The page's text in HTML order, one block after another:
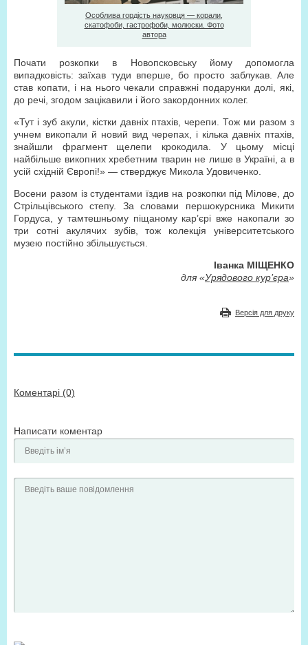
Особлива гордість науковця — корали,
скатофоби, гастрофоби, молюски. Фото
автора
Почати розкопки в Новопсковську йому допомогла
випадковість: заїхав туди вперше, бо просто заблукав. Але
став копати, і на нього чекали справжні подарунки долі, які,
до речі, згодом зацікавили і його закордонних колег.
«Тут і зуб акули, кістки давніх птахів, черепи. Тож ми разом з
учнем викопали й новий вид черепах, і кілька давніх птахів,
знайшли фрагмент щелепи крокодила. У цьому місці
найбільше викопних хребетним тварин не лише в Україні, а в
усій східній Європі!» — стверджує Микола Удовиченко.
Восени разом із студентами їздив на розкопки під Мілове, до
Стрільцівського степу. За словами першокурсника Микити
Гордуса, у тамтешньому піщаному кар’єрі вже накопали зо
три сотні акулячих зубів, тож колекція університетського
музею постійно збільшується.
Іванка МІЩЕНКО
для «Урядового кур’єра»
Версія для друку
Коментарі (0)
Написати коментар